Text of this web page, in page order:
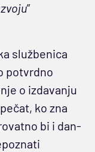
”
službenica
potvrdno
o izdavanju
ko zna
bi i dan-